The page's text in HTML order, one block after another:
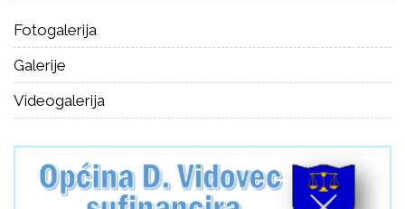
Fotogalerija
Galerije
Videogalerija